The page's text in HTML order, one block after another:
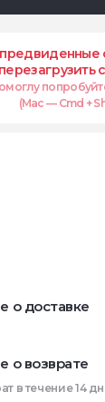
перезагрузить
(Mac — Cmd +
о доставке
о возврате
в течение 14